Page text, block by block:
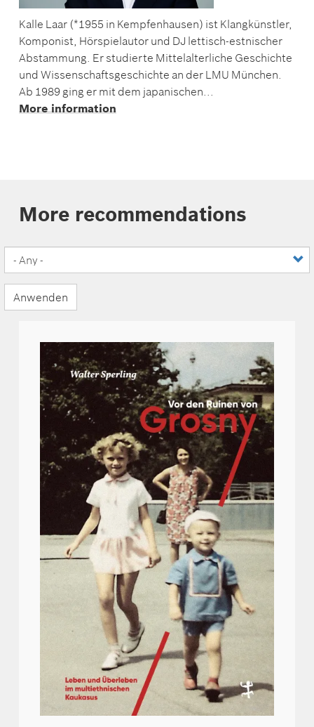
Kalle Laar (*1955 in Kempfenhausen) ist Klangkünstler,
Komponist, Hörspielautor und DJ lettisch-estnischer
Abstammung. Er studierte Mittelalterliche Geschichte
und Wissenschaftsgeschichte an der LMU München.
Ab 1989 ging er mit dem japanischen...
More information
More recommendations
Anwenden